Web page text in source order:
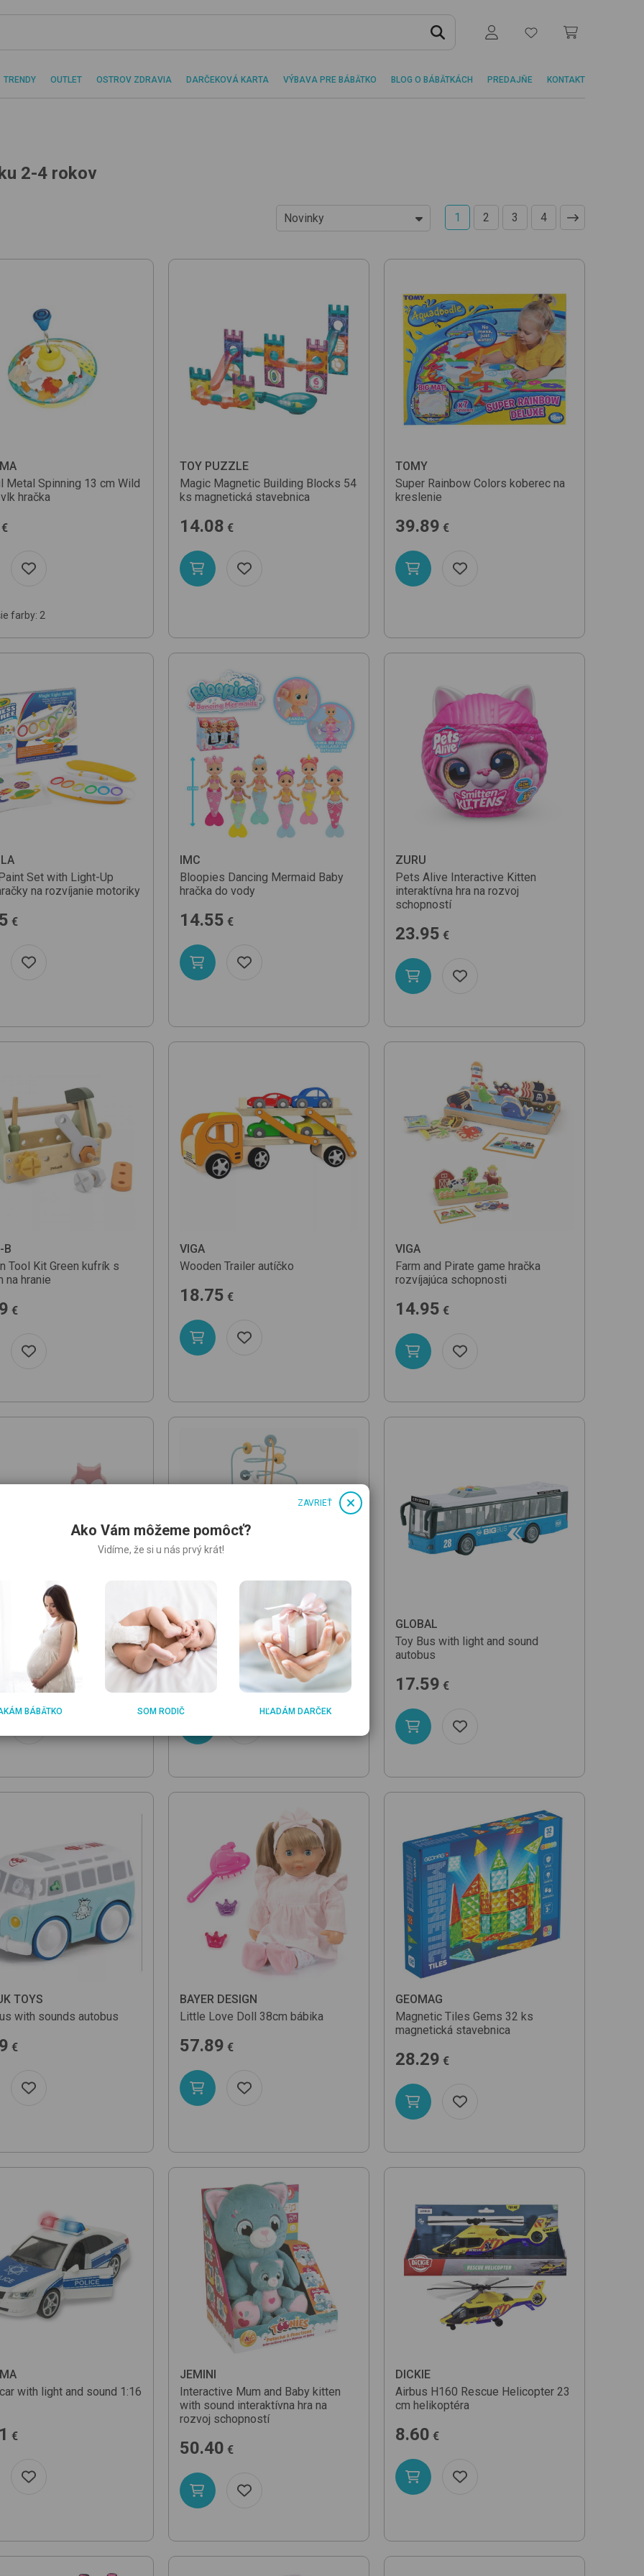
TRENDY OUTLET OSTROV ZDRAVIA DARČEKOVÁ KARTA VÝBAVA PRE BÁBÄTKO BLOG O BÁBÄTKÁCH PREDAJŇE KONTAKT
2-4 rokov
Novinky
Od najlacnejšej jed. ceny
Od najdrahšej jed. ceny
Podľa názvu (A-Z)
1 2 3 4
Metal Spinning 13 cm Wild
vlk hračka
€
farby: 2
TOY PUZZLE
Magic Magnetic Building Blocks 54
ks magnetická stavebnica
14.08 €
TOMY
Super Rainbow Colors koberec na
kreslenie
39.89 €
Set with Light-Up
na rozvíjanie motoriky
€
IMC
Bloopies Dancing Mermaid Baby
hračka do vody
14.55 €
ZURU
Pets Alive Interactive Kitten
interaktívna hra na rozvoj
schopností
23.95 €
B
Tool Kit Green kufrík s
na hranie
€
VIGA
Wooden Trailer autíčko
18.75 €
VIGA
Farm and Pirate game hračka
rozvíjajúca schopnosti
14.95 €
and Stackin Fox Set
ťahanie
POLAR-B
5-in-1 Activity Box Pastel hračka na
rozvoj zručností pre bábätká
GLOBAL
Toy Bus with light and sound
autobus
17.59 €
TOYS
with sounds autobus
€
BAYER DESIGN
Little Love Doll 38cm bábika
57.89 €
GEOMAG
Magnetic Tiles Gems 32 ks
magnetická stavebnica
28.29 €
with light and sound 1:16
€
JEMINI
Interactive Mum and Baby kitten
with sound interaktívna hra na
rozvoj schopností
50.40 €
DICKIE
Airbus H160 Rescue Helicopter 23
cm helikoptéra
8.60 €
Ako Vám môžeme pomôcť?
Vidíme, že si u nás prvý krát!
BÁBÄTKO SOM RODIČ HĽADÁM DARČEK
ZAVRIEŤ